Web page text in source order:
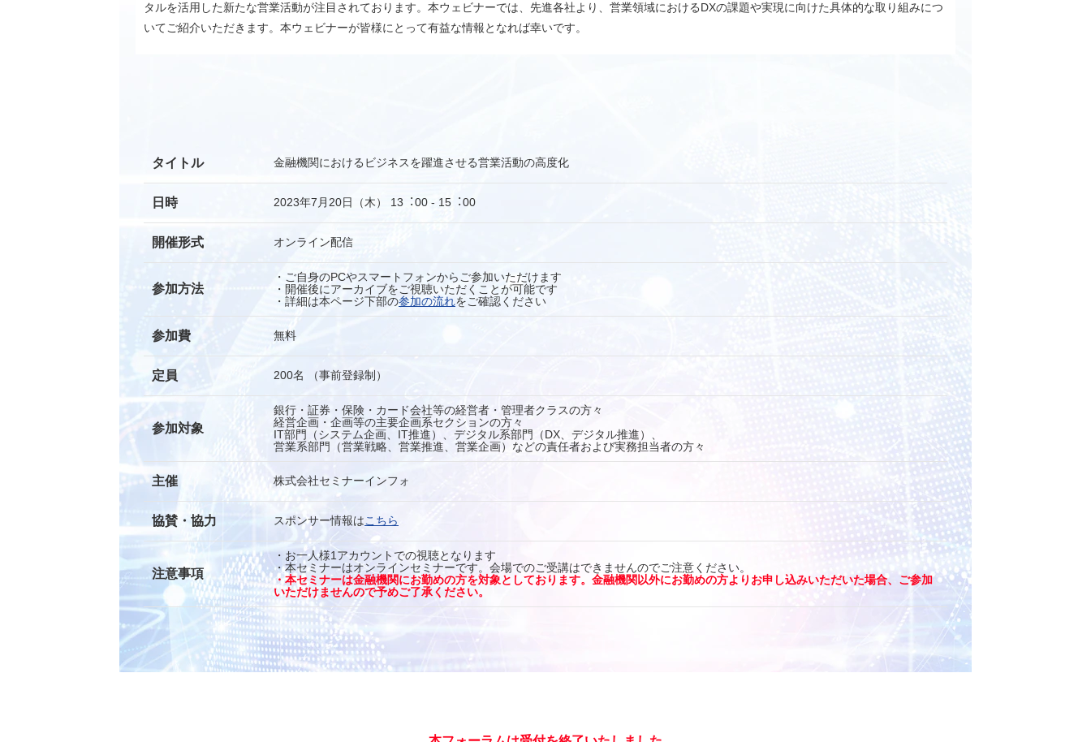
タルを活用した新たな営業活動が注目されております。本ウェビナーでは、先進各社より、営業領域におけるDXの課題や実現に向けた具体的な取り組みにつ
いてご紹介いただきます。本ウェビナーが皆様にとって有益な情報となれば幸いです。
タイトル 金融機関におけるビジネスを躍進させる営業活動の高度化
日時 2023年7月20日（木） 13︓00 - 15︓00
開催形式 オンライン配信
参加方法
・ご自身のPCやスマートフォンからご参加いただけます
・開催後にアーカイブをご視聴いただくことが可能です
・詳細は本ページ下部の参加の流れをご確認ください
参加費 無料
定員 200名 （事前登録制）
参加対象
銀⾏・証券・保険・カード会社等の経営者・管理者クラスの方々
経営企画・企画等の主要企画系セクションの方々
IT部門（システム企画、IT推進）、デジタル系部門（DX、デジタル推進）、
営業系部門（営業戦略、営業推進、営業企画）などの責任者および実務担当者の方々
主催 株式会社セミナーインフォ
協賛・協力 スポンサー情報はこちら
注意事項
・お一人様1アカウントでの視聴となります
・本セミナーはオンラインセミナーです。会場でのご受講はできませんのでご注意ください。
・本セミナーは金融機関にお勤めの方を対象としております。金融機関以外にお勤めの方よりお申し込みいただいた場合、ご参加
いただけませんので予めご了承ください。